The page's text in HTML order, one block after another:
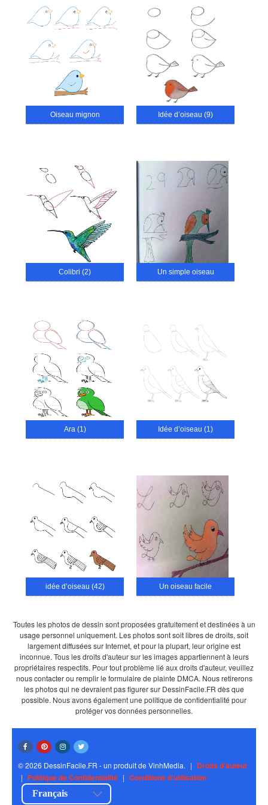
Oiseau mignon Idée d’oiseau (9)
Colibri (2) Un simple oiseau
Ara (1) Idée d’oiseau (1)
idée d’oiseau (42) Un oiseau facile
Toutes les photos de dessin sont proposées gratuitement et destinées à un
usage personnel uniquement. Les photos sont soit libres de droits, soit
largement diffusées sur Internet, et pour la plupart, leur origine est
inconnue. Tous les droits d'auteur sur les images appartiennent à leurs
propriétaires respectifs. Pour tout problème lié aux droits d'auteur, veuillez
nous contacter ou remplir le formulaire de plainte DMCA. Nous retirerons
les photos qui ne devraient pas figurer sur DessinFacile.FR dès que
possible. Nous avons également une politique de confidentialité pour
protéger vos données personnelles.
© 2026 DessinFacile.FR - un produit de VinhMedia. | Droits d'auteur
| Politique de Confidentialité | Conditions d'utilisation
Français